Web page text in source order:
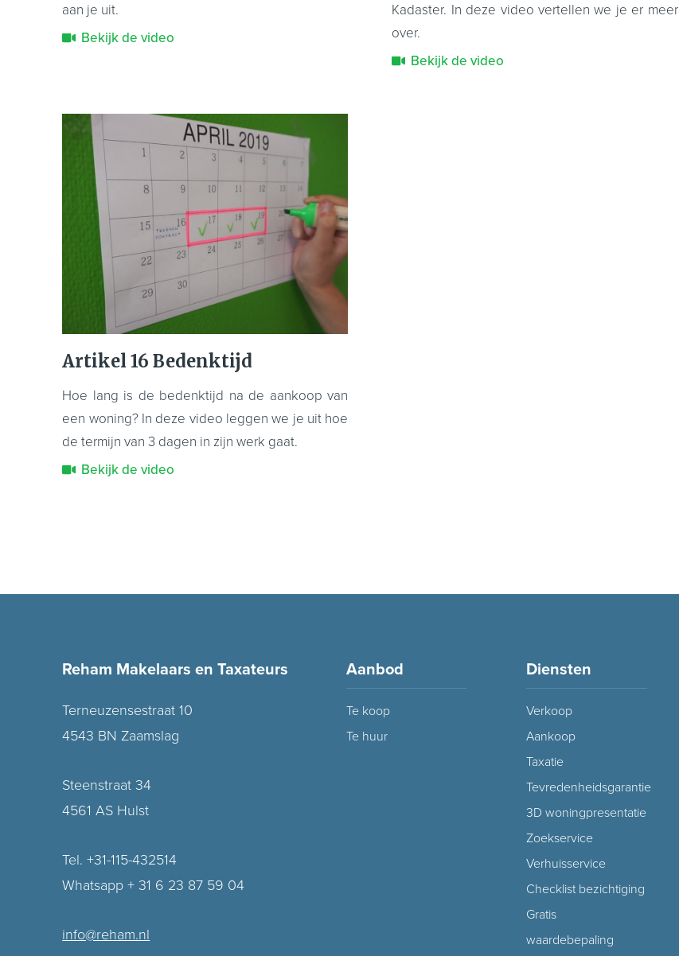
aan je uit.
Bekijk de video
Kadaster. In deze video vertellen we je er meer
over.
Bekijk de video
Artikel 16 Bedenktijd
Hoe lang is de bedenktijd na de aankoop van
een woning? In deze video leggen we je uit hoe
de termijn van 3 dagen in zijn werk gaat.
Bekijk de video
Reham Makelaars en Taxateurs
Terneuzensestraat 10
4543 BN Zaamslag
Steenstraat 34
4561 AS Hulst
Tel. +31-115-432514
Whatsapp + 31 6 23 87 59 04
info@reham.nl
Diensten
Verkoop
Aankoop
Taxatie
Tevredenheidsgarantie
3D woningpresentatie
Zoekservice
Verhuisservice
Checklist bezichtiging
Gratis
waardebepaling
Aanbod
Te koop
Te huur